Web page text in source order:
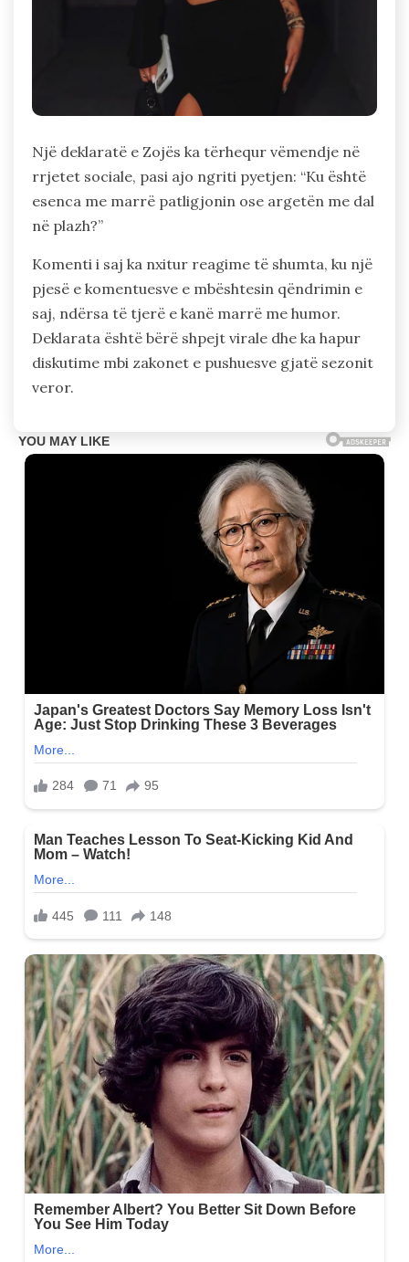
Një deklaratë e Zojës ka tërhequr vëmendje në
rrjetet sociale, pasi ajo ngriti pyetjen: “Ku është
esenca me marrë patligjonin ose argetën me dal
në plazh?”
Komenti i saj ka nxitur reagime të shumta, ku një
pjesë e komentuesve e mbështesin qëndrimin e
saj, ndërsa të tjerë e kanë marrë me humor.
Deklarata është bërë shpejt virale dhe ka hapur
diskutime mbi zakonet e pushuesve gjatë sezonit
veror.